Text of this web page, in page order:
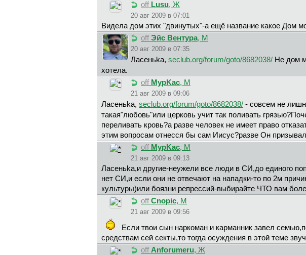
off Lusu, Ж
20 авг 2009 в 07:01
Видела дом этих "двинутых"-а ещё название какое Дом
off Эйс Вентура, М
20 авг 2009 в 07:35
Лaceньka, seclub.org/forum/goto/8682038/ Не дом
хотела.
off MypKac, М
21 авг 2009 в 09:06
Лaceньka, seclub.org/forum/goto/8682038/ - совсем не
такая"любовь"или церковь учит так поливать
переливать кровь?а разве человек не имеет право
этим вопросам отнесся бы сам Иисус?разве Он
off MypKac, М
21 авг 2009 в 09:13
Лaceньka,и другие-неужели все люди в СИ,до единого
нет СИ,и если они не отвечают на нападки-то по 2м
культуры)или боязни репрессий-выбирайте ЧТО вам
off Cnopic, М
21 авг 2009 в 09:56
Если твои сын наркоман и карманник завел
средствам сей секты,то тогда осуждения в этой теме
off Anforumeru, Ж